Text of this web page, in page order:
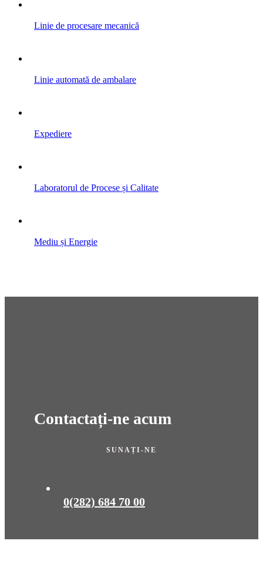
Linie de procesare mecanică
Linie automată de ambalare
Expediere
Laboratorul de Procese și Calitate
Mediu și Energie
Contactați-ne acum
SUNAȚI-NE
0(282) 684 70 00